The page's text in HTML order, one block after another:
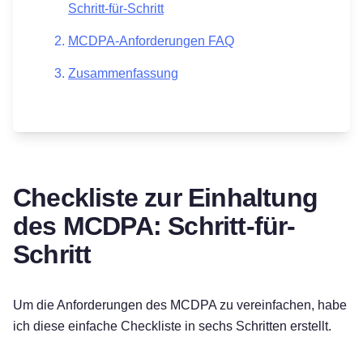
Schritt-für-Schritt
MCDPA-Anforderungen FAQ
Zusammenfassung
Checkliste zur Einhaltung
des MCDPA: Schritt-für-
Schritt
Um die Anforderungen des MCDPA zu vereinfachen, habe
ich diese einfache Checkliste in sechs Schritten erstellt.